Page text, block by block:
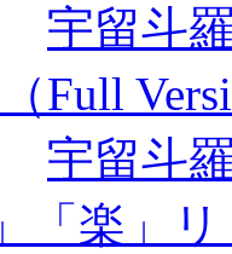
宇留斗
Full
宇留斗
「楽」